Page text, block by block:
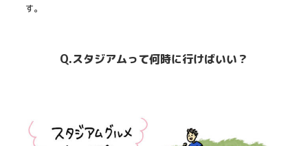
す。
Q.スタジアムって何時に行けばいい？